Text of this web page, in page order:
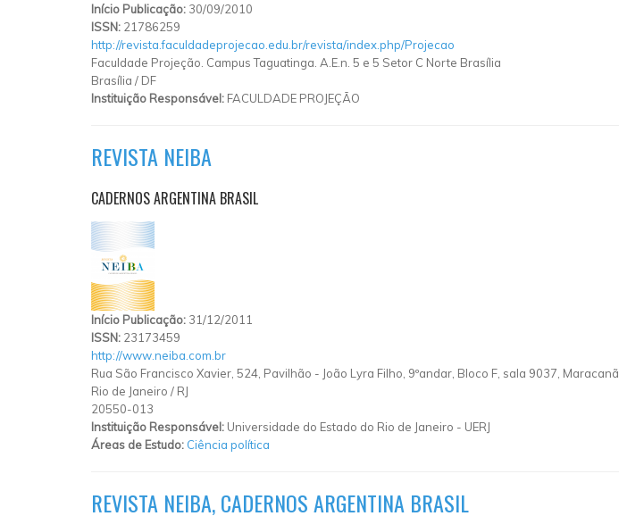
Início Publicação: 30/09/2010
ISSN: 21786259
http://revista.faculdadeprojecao.edu.br/revista/index.php/Projecao
Faculdade Projeção. Campus Taguatinga. A.E.n. 5 e 5 Setor C Norte Brasília
Brasília / DF
Instituição Responsável: FACULDADE PROJEÇÃO
REVISTA NEIBA
CADERNOS ARGENTINA BRASIL
Início Publicação: 31/12/2011
ISSN: 23173459
http://www.neiba.com.br
Rua São Francisco Xavier, 524, Pavilhão - João Lyra Filho, 9ºandar, Bloco F, sala 9037, Maracanã
Rio de Janeiro / RJ
20550-013
Instituição Responsável: Universidade do Estado do Rio de Janeiro - UERJ
Áreas de Estudo: Ciência política
REVISTA NEIBA, CADERNOS ARGENTINA BRASIL